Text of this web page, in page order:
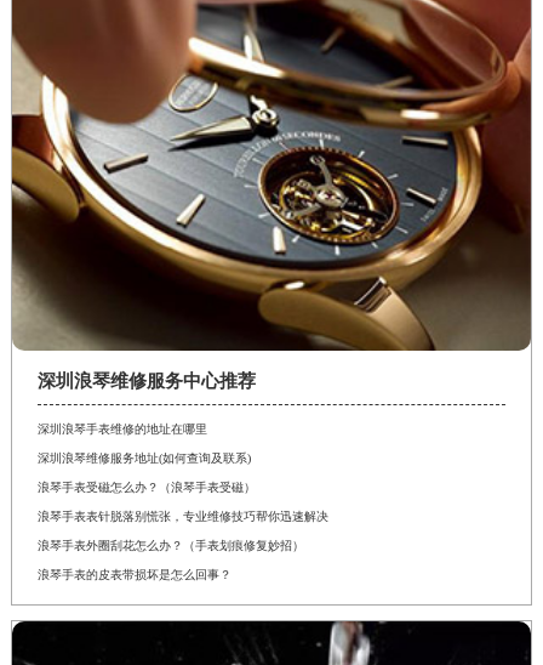
深圳浪琴维修服务中心推荐
深圳浪琴手表维修的地址在哪里
深圳浪琴维修服务地址(如何查询及联系)
浪琴手表受磁怎么办？（浪琴手表受磁）
浪琴手表表针脱落别慌张，专业维修技巧帮你迅速解决
浪琴手表外圈刮花怎么办？（手表划痕修复妙招）
浪琴手表的皮表带损坏是怎么回事？